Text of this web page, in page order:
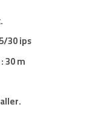
30 ips
: 30 m